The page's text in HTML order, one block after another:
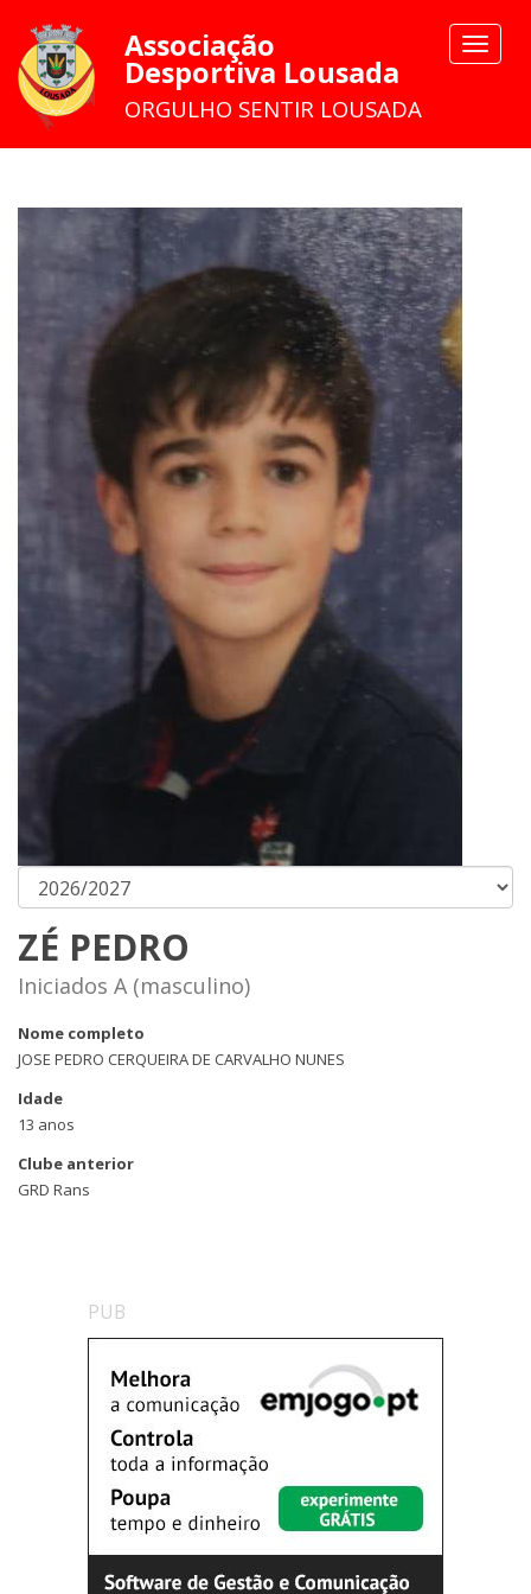
Toggle
Associação
Desportiva Lousada
ORGULHO SENTIR LOUSADA
ZÉ PEDRO
Iniciados A (masculino)
Nome completo
JOSE PEDRO CERQUEIRA DE CARVALHO NUNES
Idade
13 anos
Clube anterior
GRD Rans
PUB